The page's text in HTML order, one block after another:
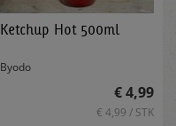
Ketchup Hot 500ml
Byodo
€ 4,99
€ 4,99 / STK